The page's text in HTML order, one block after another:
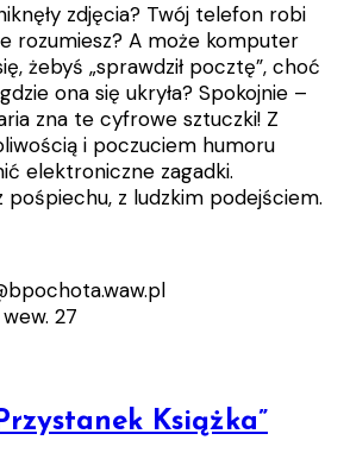
zdjęcia? Twój telefon robi
rozumiesz? A może komputer
żebyś „sprawdził pocztę”, choć
ona się ukryła? Spokojnie –
zna te cyfrowe sztuczki! Z
i poczuciem humoru
elektroniczne zagadki.
pośpiechu, z ludzkim podejściem.
27
Książka”